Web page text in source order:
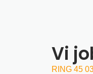
Vi
RING 45